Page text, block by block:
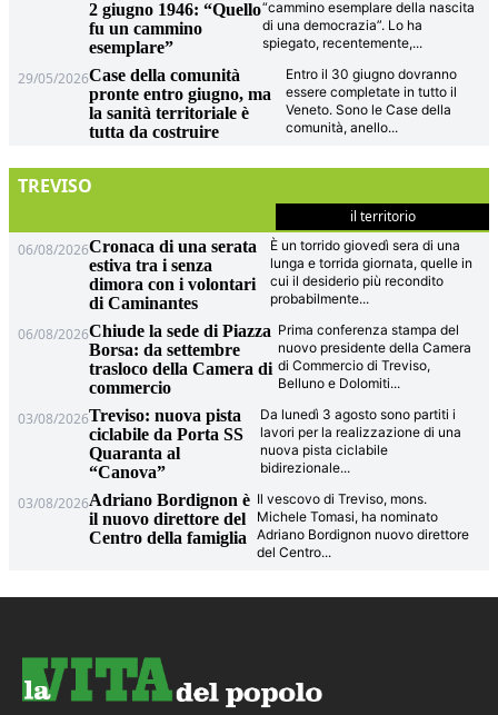
2 giugno 1946: “Quello
fu un cammino
esemplare”
“cammino esemplare della nascita
di una democrazia”. Lo ha
spiegato, recentemente,...
29/05/2026Case della comunità
pronte entro giugno, ma
la sanità territoriale è
tutta da costruire
Entro il 30 giugno dovranno
essere completate in tutto il
Veneto. Sono le Case della
comunità, anello...
TREVISO
il territorio
06/08/2026Cronaca di una serata
estiva tra i senza
dimora con i volontari
di Caminantes
È un torrido giovedì sera di una
lunga e torrida giornata, quelle in
cui il desiderio più recondito
probabilmente...
06/08/2026Chiude la sede di Piazza
Borsa: da settembre
trasloco della Camera di
commercio
Prima conferenza stampa del
nuovo presidente della Camera
di Commercio di Treviso,
Belluno e Dolomiti...
03/08/2026Treviso: nuova pista
ciclabile da Porta SS
Quaranta al
“Canova”
Da lunedì 3 agosto sono partiti i
lavori per la realizzazione di una
nuova pista ciclabile
bidirezionale...
03/08/2026Adriano Bordignon è
il nuovo direttore del
Centro della famiglia
Il vescovo di Treviso, mons.
Michele Tomasi, ha nominato
Adriano Bordignon nuovo direttore
del Centro...